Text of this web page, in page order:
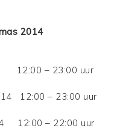
2014
12:00 – 23:00 uur
12:00 – 23:00 uur
12:00 – 22:00 uur